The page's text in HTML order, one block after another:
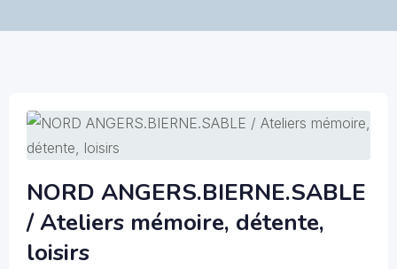
NORD ANGERS.BIERNE.SABLE
/ Ateliers mémoire, détente,
loisirs